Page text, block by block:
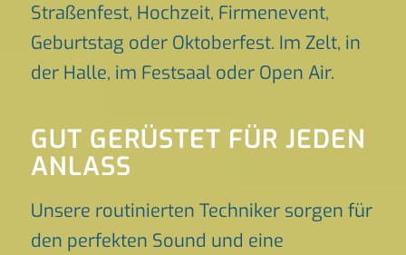
Straßenfest, Hochzeit, Firmenevent,
Geburtstag oder Oktoberfest. Im Zelt, in
der Halle, im Festsaal oder Open Air.
GUT GERÜSTET FÜR JEDEN
ANLASS
Unsere routinierten Techniker sorgen für
den perfekten Sound und eine